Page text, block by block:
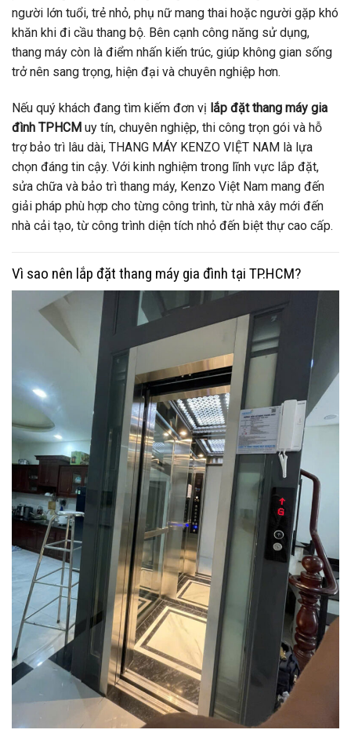
người lớn tuổi, trẻ nhỏ, phụ nữ mang thai hoặc người gặp khó
khăn khi đi cầu thang bộ. Bên cạnh công năng sử dụng,
thang máy còn là điểm nhấn kiến trúc, giúp không gian sống
trở nên sang trọng, hiện đại và chuyên nghiệp hơn.
Nếu quý khách đang tìm kiếm đơn vị lắp đặt thang máy gia
đình TPHCM uy tín, chuyên nghiệp, thi công trọn gói và hỗ
trợ bảo trì lâu dài, THANG MÁY KENZO VIỆT NAM là lựa
chọn đáng tin cậy. Với kinh nghiệm trong lĩnh vực lắp đặt,
sửa chữa và bảo trì thang máy, Kenzo Việt Nam mang đến
giải pháp phù hợp cho từng công trình, từ nhà xây mới đến
nhà cải tạo, từ công trình diện tích nhỏ đến biệt thự cao cấp.
Vì sao nên lắp đặt thang máy gia đình tại TP.HCM?